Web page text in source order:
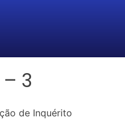
3
de Inquérito